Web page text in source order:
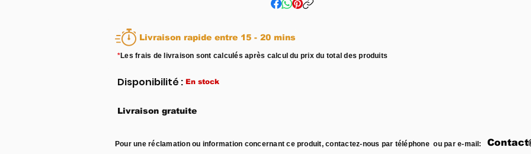
Livraison rapide entre 15 - 20 mins
*Les frais de livraison sont calculés après calcul du prix du total des produits
Disponibilité : En stock
Livraison gratuite
Pour une réclamation ou information concernant ce produit, contactez-nous par téléphone ou par e-mail: